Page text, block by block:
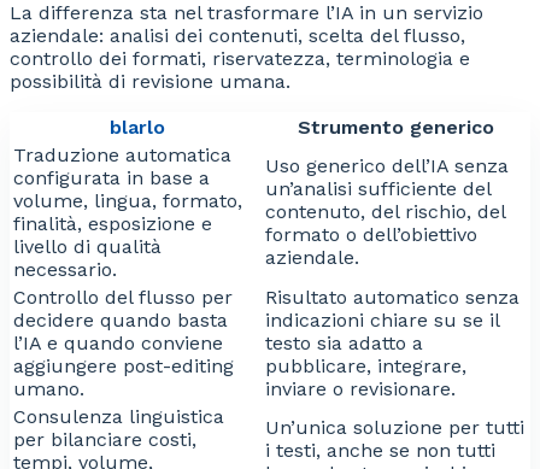
La differenza sta nel trasformare l’IA in un servizio
aziendale: analisi dei contenuti, scelta del flusso,
controllo dei formati, riservatezza, terminologia e
possibilità di revisione umana.
blarlo
Strumento generico
Traduzione automatica
configurata in base a
volume, lingua, formato,
finalità, esposizione e
livello di qualità
necessario.
Uso generico dell’IA senza
un’analisi sufficiente del
contenuto, del rischio, del
formato o dell’obiettivo
aziendale.
Controllo del flusso per
decidere quando basta
l’IA e quando conviene
aggiungere post-editing
umano.
Risultato automatico senza
indicazioni chiare su se il
testo sia adatto a
pubblicare, integrare,
inviare o revisionare.
Consulenza linguistica
per bilanciare costi,
tempi, volume,
Un’unica soluzione per tutti
i testi, anche se non tutti